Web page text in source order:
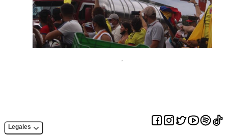
Legales